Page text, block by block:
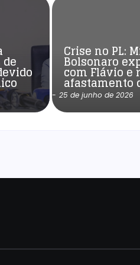
Crise no PL:
Bolsonaro
com Flávio e
afastamento
- 25 de junho de 2026